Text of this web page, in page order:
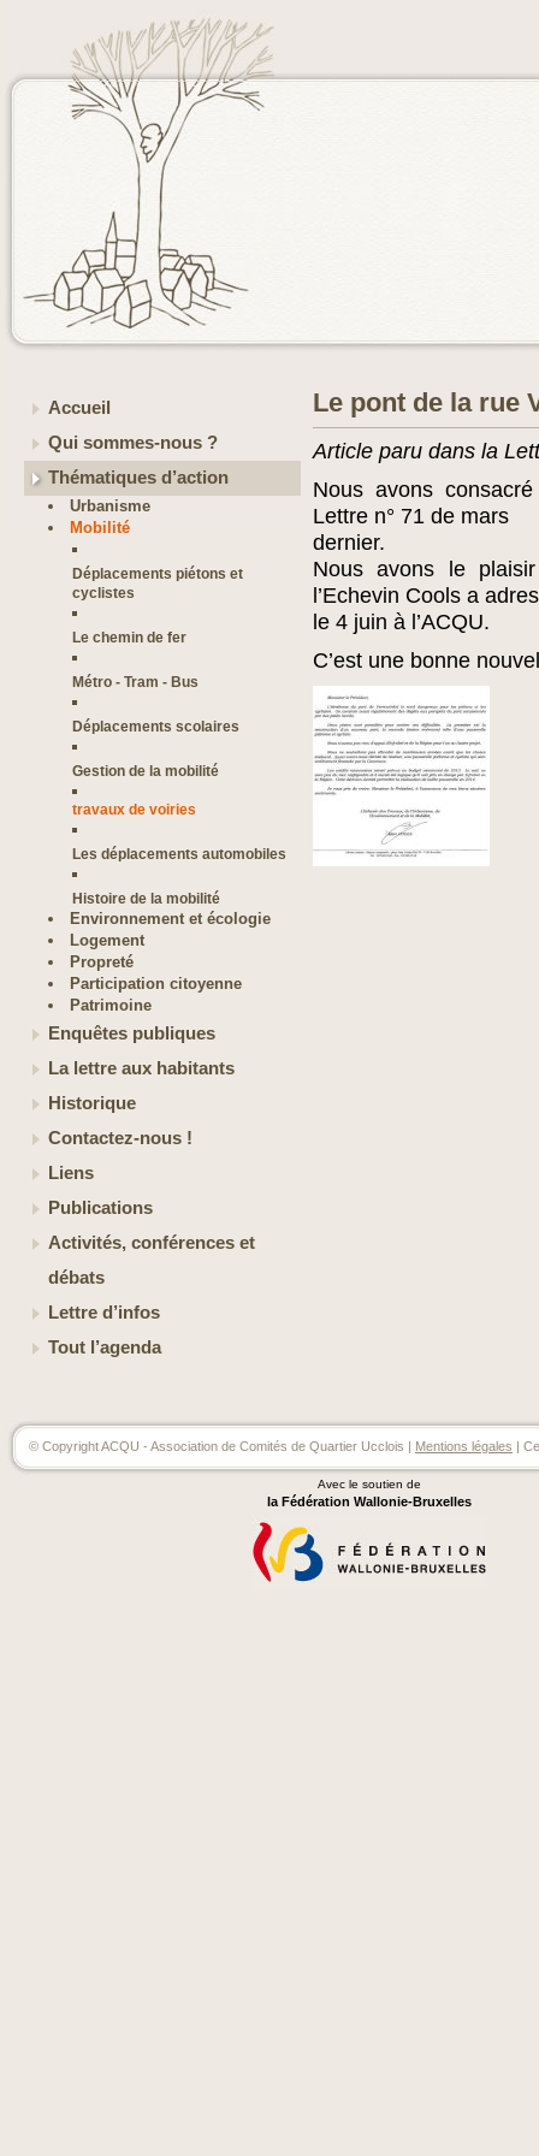
Accueil
Qui sommes-nous ?
Thématiques d’action
Urbanisme
Mobilité
Déplacements piétons et
cyclistes
Le chemin de fer
Métro - Tram - Bus
Déplacements scolaires
Gestion de la mobilité
travaux de voiries
Les déplacements automobiles
Histoire de la mobilité
Environnement et écologie
Logement
Propreté
Participation citoyenne
Patrimoine
Enquêtes publiques
La lettre aux habitants
Historique
Contactez-nous !
Liens
Publications
Activités, conférences et
débats
Lettre d’infos
Tout l’agenda
Le pont de la rue
Article paru dans la
Nous avons
Lettre n° 71 de mars
dernier.
Nous avons le
l’Echevin Cools a
le 4 juin à l’ACQU.
C’est une bonne
© Copyright ACQU - Association de Comités de Quartier Ucclois | Mentions légales |
Avec le soutien de
la Fédération Wallonie-Bruxelles